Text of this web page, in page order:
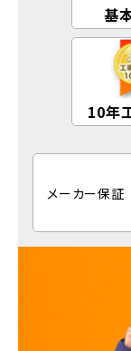
基
10年
メーカー保証